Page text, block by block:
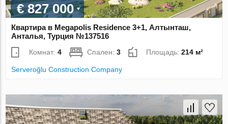
€ 827 000
Квартира в Megapolis Residence 3+1, Алтынташ,
Анталья, Турция №137516
Комнат:4 Спален:3 Площадь:214 м²
Serveroğlu Construction Company